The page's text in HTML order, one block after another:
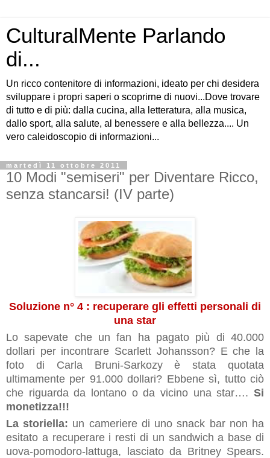
CulturalMente Parlando
di...
Un ricco contenitore di informazioni, ideato per chi desidera
sviluppare i propri saperi o scoprirne di nuovi...Dove trovare
di tutto e di più: dalla cucina, alla letteratura, alla musica,
dallo sport, alla salute, al benessere e alla bellezza.... Un
vero caleidoscopio di informazioni...
martedì 11 ottobre 2011
10 Modi "semiseri" per Diventare Ricco,
senza stancarsi! (IV parte)
Soluzione n° 4 : recuperare gli effetti personali di
una star
Lo sapevate che un fan ha pagato più di 40.000
dollari per incontrare Scarlett Johansson? E che la
foto di Carla Bruni-Sarkozy è stata quotata
ultimamente per 91.000 dollari? Ebbene sì, tutto ciò
che riguarda da lontano o da vicino una star…. Si
monetizza!!!
La storiella: un cameriere di uno snack bar non ha
esitato a recuperare i resti di un sandwich a base di
uova-pomodoro-lattuga, lasciato da Britney Spears.